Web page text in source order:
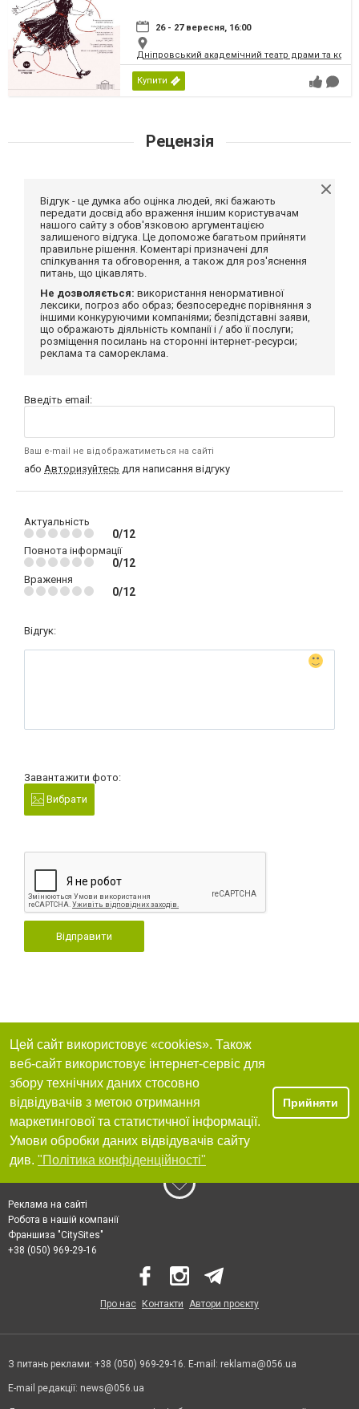
26 - 27 вересня, 16:00
Дніпровський академічний театр драми та
Купити
Рецензія
Відгук - це думка або оцінка людей, які бажають
передати досвід або враження іншим користувачам
нашого сайту з обов'язковою аргументацією
залишеного відгука. Це допоможе багатьом прийняти
правильне рішення. Коментарі призначені для
спілкування та обговорення, а також для роз'яснення
питань, що цікавлять.
Не дозволяється: використання ненормативної
лексики, погроз або образ; безпосереднє порівняння з
іншими конкуруючими компаніями; безпідставні заяви,
що ображають діяльність компанії і / або її послуги;
розміщення посилань на сторонні інтернет-ресурси;
реклама та самореклама.
Введіть email:
Ваш e-mail не відображатиметься на сайті
або Авторизуйтесь для написання відгуку
Актуальність
0/12
Повнота інформації
0/12
Враження
0/12
Відгук:
Завантажити фото:
Вибрати
Відправити
Цей сайт використовує «cookies». Також
веб-сайт використовує інтернет-сервіс для
збору технічних даних стосовно
відвідувачів з метою отримання
маркетингової та статистичної інформації.
Умови обробки даних відвідувачів сайту
див. "Політика конфіденційності"
Прийняти
Реклама на сайті
Робота в нашій компанії
Франшиза "CitySites"
+38 (050) 969-29-16
Про нас Контакти Автори проєкту
З питань реклами: +38 (050) 969-29-16. E-mail: reklama@056.ua
E-mail редакції: news@056.ua